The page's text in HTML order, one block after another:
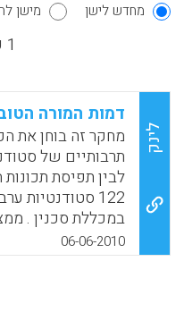
מחדש לישן
מישן
1 פריטים
לינק
דמות המורה
מחקר זה בוחן את
תרבותיים של
לבין תפיסת
122 סטודנטיות
במכללת סכנין .
מתחלקות לשתי
ובמאפיינים
06-06-2010